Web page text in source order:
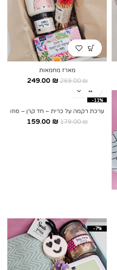
מארז מחמאות
269.00₪
249.00 ₪
-11%
ערכת רקמה על כרית – חד קרן – סוזו
179.00₪
159.00 ₪
-7%